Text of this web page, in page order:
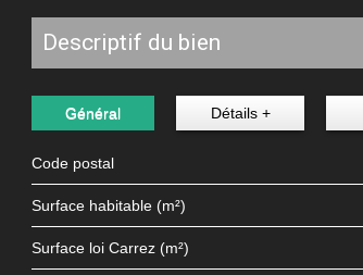
descriptif du bien
Général Détails +
Code postal
Surface habitable (m²)
Surface loi Carrez (m²)